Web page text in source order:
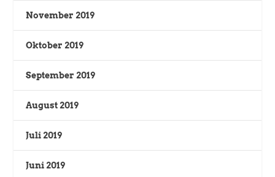
November 2019
Oktober 2019
September 2019
August 2019
Juli 2019
Juni 2019